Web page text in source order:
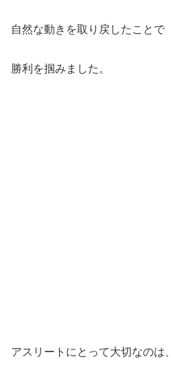
自然な動きを取り戻したことで
勝利を掴みました。
アスリートにとって大切なのは、